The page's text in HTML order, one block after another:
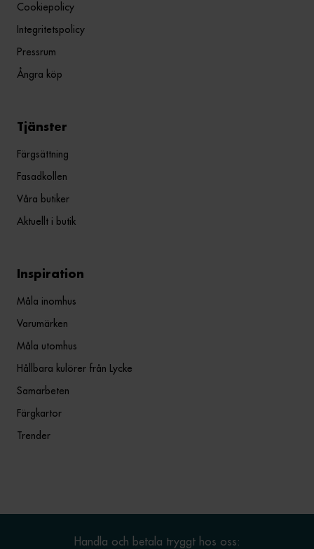
Cookiepolicy
Integritetspolicy
Pressrum
Ångra köp
Tjänster
Färgsättning
Fasadkollen
Våra butiker
Aktuellt i butik
Inspiration
Måla inomhus
Varumärken
Måla utomhus
Hållbara kulörer från Lycke
Samarbeten
Färgkartor
Trender
Handla och betala tryggt hos oss: